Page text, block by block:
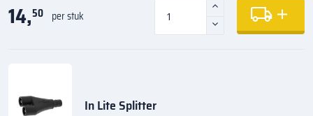
14,50 per stuk
In Lite Splitter